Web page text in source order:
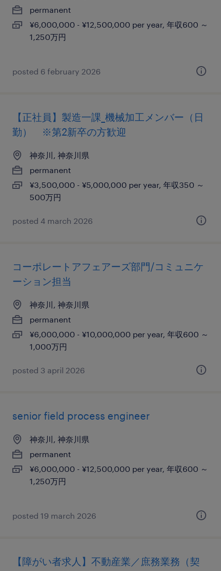
permanent
¥6,000,000 - ¥12,500,000 per year, 年収600 ～
1,250万円
posted 6 february 2026
【正社員】製造一課_機械加工メンバー（日
勤） ※第2新卒の方歓迎
神奈川, 神奈川県
permanent
¥3,500,000 - ¥5,000,000 per year, 年収350 ～
500万円
posted 4 march 2026
コーポレートアフェアーズ部門/コミュニケ
ーション担当
神奈川, 神奈川県
permanent
¥6,000,000 - ¥10,000,000 per year, 年収600 ～
1,000万円
posted 3 april 2026
senior field process engineer
神奈川, 神奈川県
permanent
¥6,000,000 - ¥12,500,000 per year, 年収600 ～
1,250万円
posted 19 march 2026
【障がい者求人】不動産業／庶務業務（契